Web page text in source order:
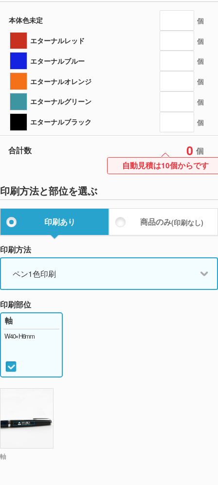
本体色未定 個
エターナルレッド 個
エターナルブルー 個
エターナルオレンジ 個
エターナルグリーン 個
エターナルブラック 個
合計数 0 個
自動見積は10個からです
印刷方法と部位を選ぶ
印刷あり 商品のみ(印刷なし)
印刷方法
ペン1色印刷
印刷部位
軸
軸
W40×H6mm